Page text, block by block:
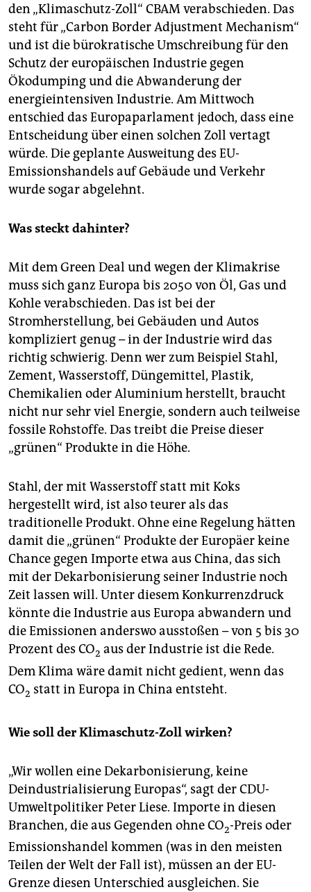
epaper login
den „Klimaschutz-Zoll“ CBAM verabschieden. Das
steht für „Carbon Border Adjustment Mechanism“
und ist die bürokratische Umschreibung für den
Schutz der europäischen Industrie gegen
Ökodumping und die Abwanderung der
energieintensiven Industrie. Am Mittwoch
entschied das Europaparlament jedoch, dass eine
Entscheidung über einen solchen Zoll vertagt
würde. Die geplante Ausweitung des EU-
Emissionshandels auf Gebäude und Verkehr
wurde sogar abgelehnt.
Was steckt dahinter?
Mit dem Green Deal und wegen der Klimakrise
muss sich ganz Europa bis 2050 von Öl, Gas und
Kohle verabschieden. Das ist bei der
Stromherstellung, bei Gebäuden und Autos
kompliziert genug – in der Industrie wird das
richtig schwierig. Denn wer zum Beispiel Stahl,
Zement, Wasserstoff, Düngemittel, Plastik,
Chemikalien oder Aluminium herstellt, braucht
nicht nur sehr viel Energie, sondern auch teilweise
fossile Rohstoffe. Das treibt die Preise dieser
„grünen“ Produkte in die Höhe.
Stahl, der mit Wasserstoff statt mit Koks
hergestellt wird, ist also teurer als das
traditionelle Produkt. Ohne eine Regelung hätten
damit die „grünen“ Produkte der Europäer keine
Chance gegen Importe etwa aus China, das sich
mit der Dekarbonisierung seiner Industrie noch
Zeit lassen will. Unter diesem Konkurrenzdruck
könnte die Industrie aus Europa abwandern und
die Emissionen anderswo ausstoßen – von 5 bis 30
Prozent des CO2 aus der Industrie ist die Rede.
Dem Klima wäre damit nicht gedient, wenn das
CO2 statt in Europa in China entsteht.
Wie soll der Klimaschutz-Zoll wirken?
„Wir wollen eine Dekarbonisierung, keine
Deindustrialisierung Europas“, sagt der CDU-
Umweltpolitiker Peter Liese. Importe in diesen
Branchen, die aus Gegenden ohne CO2-Preis oder
Emissionshandel kommen (was in den meisten
Teilen der Welt der Fall ist), müssen an der EU-
Grenze diesen Unterschied ausgleichen. Sie